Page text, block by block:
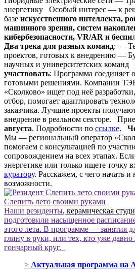
энергетику Особый интерес — к
базе искусственного интеллекта,
машинного зрения, систем
кибербезопасности, VR/AR и
Два трека для разных команд: —
проектов, готовых к внедрению —
научных и университетских команд
участвовать: Программа соединяет
готовыми решениями. Компании
«Сколково» ищет под неё
отбор, помогает адаптировать
заказчика. Лучшие проекты
внедрение в реальном секторе.
августа. Подробности по ссылке.
Мы — региональный оператор
помогаем с консультацией по
сопровождением на всех этапах.
энергетике или только ищете точку
куратору. Расскажем, с чего начать и
возможности.
Слепить лето своими руками
Наши резиденты, керамическая
подготовили насыщенное
этого лета. В программе — занятия
глину в руки, или тех, кто уже давно
гончарный круг.
> Актуальная программа